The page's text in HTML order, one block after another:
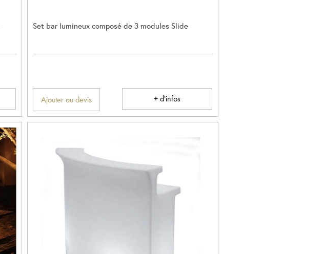
Set bar lumineux composé de 3 modules Slide
Ajouter au devis + d'infos